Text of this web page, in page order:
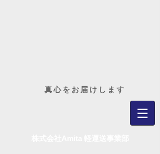
​真心をお届けします